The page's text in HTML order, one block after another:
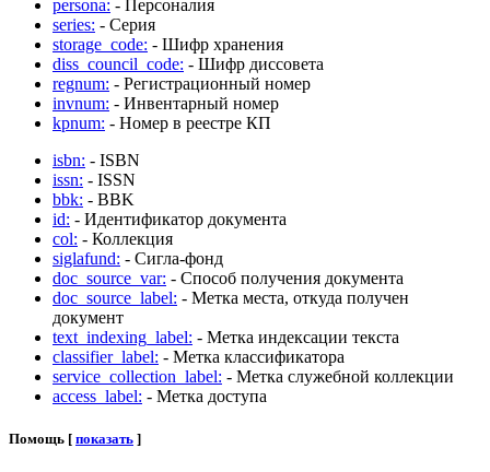
persona: - Персоналия
series: - Серия
storage_code: - Шифр хранения
diss_council_code: - Шифр диссовета
regnum: - Регистрационный номер
invnum: - Инвентарный номер
kpnum: - Номер в реестре КП
isbn: - ISBN
issn: - ISSN
bbk: - BBK
id: - Идентификатор документа
col: - Коллекция
siglafund: - Сигла-фонд
doc_source_var: - Способ получения документа
doc_source_label: - Метка места, откуда получен
документ
text_indexing_label: - Метка индексации текста
classifier_label: - Метка классификатора
service_collection_label: - Метка служебной коллекции
access_label: - Метка доступа
Помощь [ показать ]